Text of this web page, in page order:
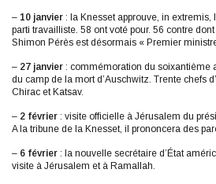
– 10 janvier : la Knesset approuve, in
parti travailliste. 58 ont voté pour. 56 contre
Shimon Pérès est désormais « Premier
– 27 janvier : commémoration du soixantième
du camp de la mort d’Auschwitz. Trente chefs
Chirac et Katsav.
– 2 février : visite officielle à Jérusalem du
A la tribune de la Knesset, il prononcera des
– 6 février : la nouvelle secrétaire d’État
visite à Jérusalem et à Ramallah.